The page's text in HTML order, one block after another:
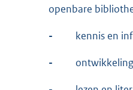
openbare
- kennis en
-